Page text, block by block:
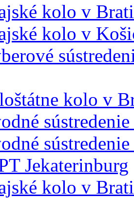
kolo v
kolo v
kolo v
Jekaterinburg
kolo v